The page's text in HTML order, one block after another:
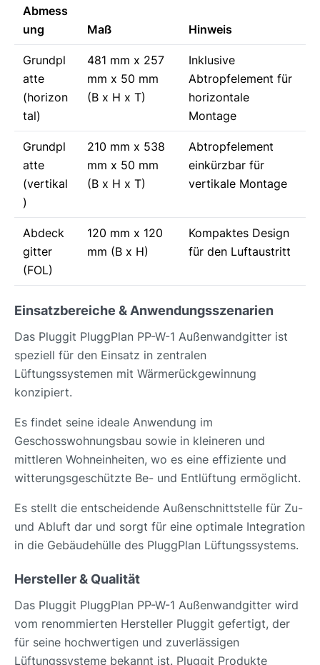
Abmess
ung
Maß Hinweis
Grundpl
atte
(horizon
tal)
481 mm x 257
mm x 50 mm
(B x H x T)
Inklusive
Abtropfelement für
horizontale
Montage
Grundpl
atte
(vertikal
)
210 mm x 538
mm x 50 mm
(B x H x T)
Abtropfelement
einkürzbar für
vertikale Montage
Abdeck
gitter
(FOL)
120 mm x 120
mm (B x H)
Kompaktes Design
für den Luftaustritt
Einsatzbereiche & Anwendungsszenarien
Das Pluggit PluggPlan PP-W-1 Außenwandgitter ist
speziell für den Einsatz in zentralen
Lüftungssystemen mit Wärmerückgewinnung
konzipiert.
Es findet seine ideale Anwendung im
Geschosswohnungsbau sowie in kleineren und
mittleren Wohneinheiten, wo es eine effiziente und
witterungsgeschützte Be- und Entlüftung ermöglicht.
Es stellt die entscheidende Außenschnittstelle für Zu-
und Abluft dar und sorgt für eine optimale Integration
in die Gebäudehülle des PluggPlan Lüftungssystems.
Hersteller & Qualität
Das Pluggit PluggPlan PP-W-1 Außenwandgitter wird
vom renommierten Hersteller Pluggit gefertigt, der
für seine hochwertigen und zuverlässigen
Lüftungssysteme bekannt ist. Pluggit Produkte